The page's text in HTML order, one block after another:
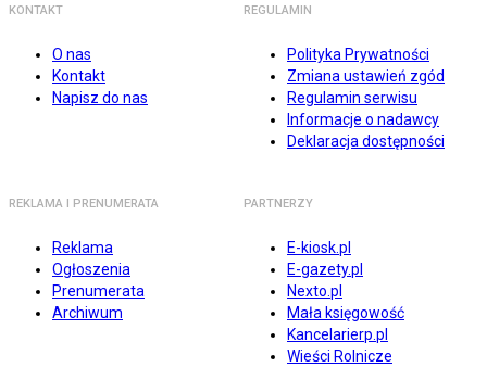
KONTAKT
O nas
Kontakt
Napisz do nas
REGULAMIN
Polityka Prywatności
Zmiana ustawień zgód
Regulamin serwisu
Informacje o nadawcy
Deklaracja dostępności
REKLAMA I PRENUMERATA
Reklama
Ogłoszenia
Prenumerata
Archiwum
PARTNERZY
E-kiosk.pl
E-gazety.pl
Nexto.pl
Mała księgowość
Kancelarierp.pl
Wieści Rolnicze